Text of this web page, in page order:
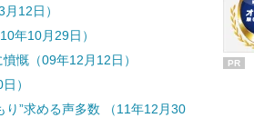
12日）
年10月29日）
慨（09年12月12日）
）
り”求める声多数 （11年12月30
PR